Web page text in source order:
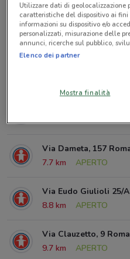
©
Via Sebastian Bach 1
4 km
APERTO
Via Dameta, 157
7.7 km
APERTO
Via Eudo Giulioli 25/
8.8 km
APERTO
Via Clauzetto, 9 Roma
9.7 km
APERTO
Utilizzare dati di geolocalizzazione
caratteristiche del dispositivo ai
informazioni su dispositivo e/o
personalizzati, misurazione delle
annunci, ricerche sul pubblico,
Elenco dei partner
Mostra finalità